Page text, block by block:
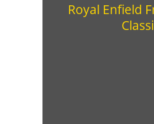
Royal Enfield